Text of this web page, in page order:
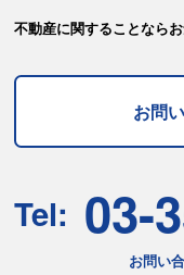
不動産に関することなら
お問
Tel: 03-
お問い